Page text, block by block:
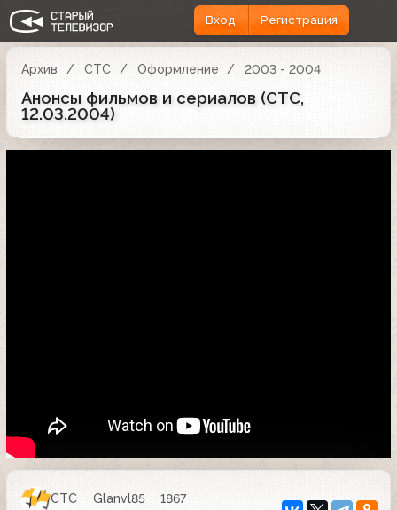
Вход Регистрация
Архив СТС Оформление 2003 - 2004
Анонсы фильмов и сериалов (СТС,
12.03.2004)
СТС Glanvl85
1867